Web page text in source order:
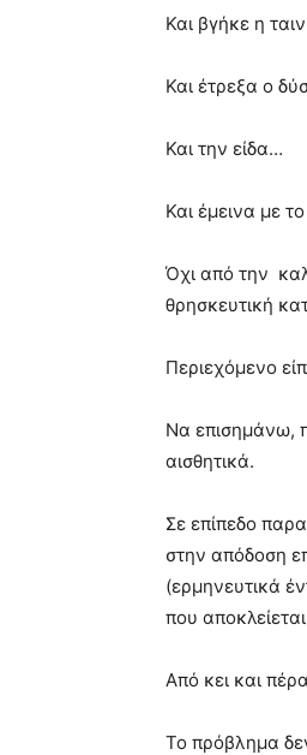
Και βγήκε η
Και έτρεξα ο
Και την είδα…
Και έμεινα με
Όχι από την
θρησκευτική
Περιεχόμενο
Να επισημάνω,
αισθητικά.
Σε επίπεδο
στην απόδοση
(ερμηνευτικά
που
Από κει και
Το πρόβλημα